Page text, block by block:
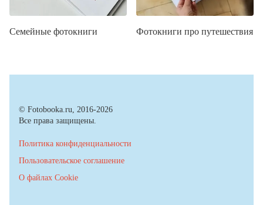
Семейные фотокниги Фотокниги про путешествия
© Fotobooka.ru, 2016-2026
Все права защищены.
Политика конфиденциальности
Пользовательское соглашение
О файлах Cookie